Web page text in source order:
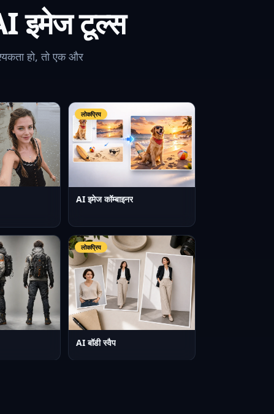
इमेज टूल्स
हो, तो एक और
लोकप्रिय
AI इमेज कॉम्बाइनर
लोकप्रिय
AI बॉडी स्वैप